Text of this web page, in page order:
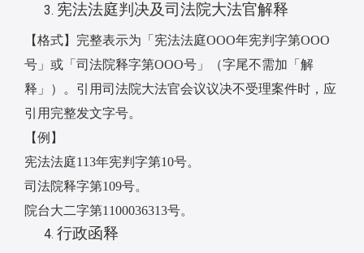
宪法法庭判决及司法院大法官解释
【格式】完整表示为「宪法法庭OOO年宪判字第OOO
号」或「司法院释字第OOO号」（字尾不需加「解
释」）。引用司法院大法官会议议决不受理案件时，应
引用完整发文字号。
【例】
宪法法庭113年宪判字第10号。
司法院释字第109号。
院台大二字第1100036313号。
行政函释